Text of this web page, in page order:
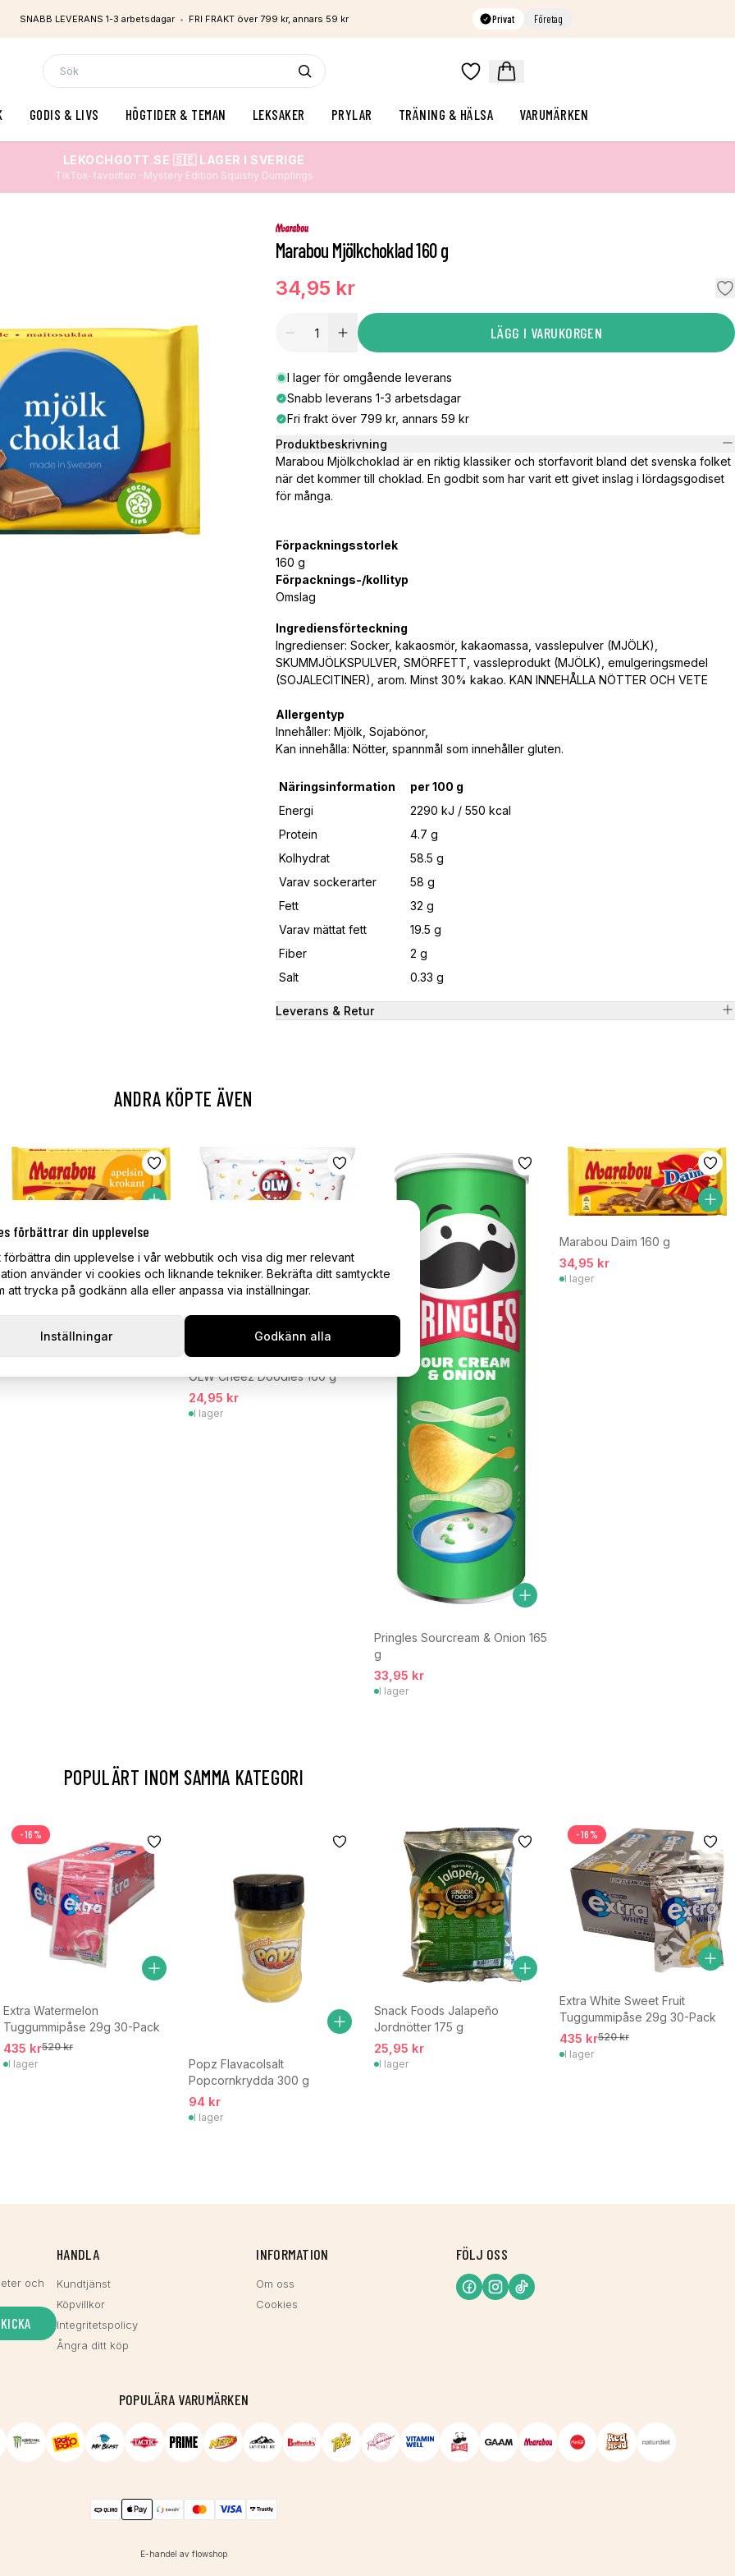
förbättrar din upplevelse
förbättra din upplevelse i vår webbutik och visa dig mer relevant
använder vi cookies och liknande tekniker. Bekräfta ditt samtyckte
att trycka på godkänn alla eller anpassa via inställningar.
Inställningar Godkänn alla
SNABB LEVERANS 1-3 arbetsdagar • FRI FRAKT över 799 kr, annars 59 kr Privat Företag
GODIS & LIVS HÖGTIDER & TEMAN LEKSAKER PRYLAR TRÄNING & HÄLSA VARUMÄRKEN
LEKOCHGOTT.SE 🇸🇪 LAGER I SVERIGE
TikTok-favoriten -Mystery Edition Squishy Dumplings
Marabou Mjölkchoklad 160 g
34,95 kr
LÄGG I VARUKORGEN
I lager för omgående leverans
Snabb leverans 1-3 arbetsdagar
Fri frakt över 799 kr, annars 59 kr
Produktbeskrivning
Marabou Mjölkchoklad är en riktig klassiker och storfavorit bland det svenska folket
när det kommer till choklad. En godbit som har varit ett givet inslag i lördagsgodiset
för många.
Förpackningsstorlek
160 g
Förpacknings-/kollityp
Omslag
Ingrediensförteckning
Ingredienser: Socker, kakaosmör, kakaomassa, vasslepulver (MJÖLK),
SKUMMJÖLKSPULVER, SMÖRFETT, vassleprodukt (MJÖLK), emulgeringsmedel
(SOJALECITINER), arom. Minst 30% kakao. KAN INNEHÅLLA NÖTTER OCH VETE
Allergentyp
Innehåller: Mjölk, Sojabönor,
Kan innehålla: Nötter, spannmål som innehåller gluten.
Näringsinformation
per 100 g
Energi
2290 kJ / 550 kcal
Protein
4.7 g
Kolhydrat
58.5 g
Varav sockerarter
58 g
Fett
32 g
Varav mättat fett
19.5 g
Fiber
2 g
Salt
0.33 g
Leverans & Retur
ANDRA KÖPTE ÄVEN
Marabou Apelsinkrokant 160 g
34,95 kr
I lager
OLW Cheez Doodles 160 g
24,95 kr
I lager
Pringles Sourcream & Onion 165
g
33,95 kr
I lager
Marabou Daim 160 g
34,95 kr
I lager
POPULÄRT INOM SAMMA KATEGORI
-16%
Extra Watermelon
Tuggummipåse 29g 30-Pack
435 kr520 kr
I lager
Popz Flavacolsalt
Popcornkrydda 300 g
94 kr
I lager
Snack Foods Jalapeño
Jordnötter 175 g
25,95 kr
I lager
-16%
Extra White Sweet Fruit
Tuggummipåse 29g 30-Pack
435 kr520 kr
I lager
och
HANDLA
Kundtjänst
Köpvillkor
Integritetspolicy
Ångra ditt köp
INFORMATION
Om oss
Cookies
FÖLJ OSS
POPULÄRA VARUMÄRKEN
E-handel av flowshop